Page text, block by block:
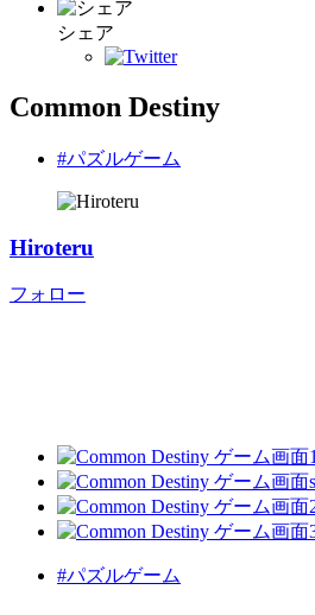
シェア
Common Destiny
#パズルゲーム
Hiroteru
フォロー
#パズルゲーム